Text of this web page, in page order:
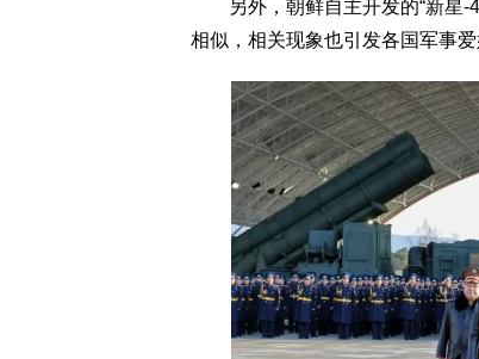
另外，朝鲜自主开发的“新星-4 ”
相似，相关现象也引发各国军事爱